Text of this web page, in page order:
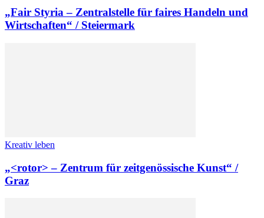
„Fair Styria – Zentralstelle für faires Handeln und
Wirtschaften“ / Steiermark
Kreativ leben
„<rotor> – Zentrum für zeitgenössische Kunst“ /
Graz